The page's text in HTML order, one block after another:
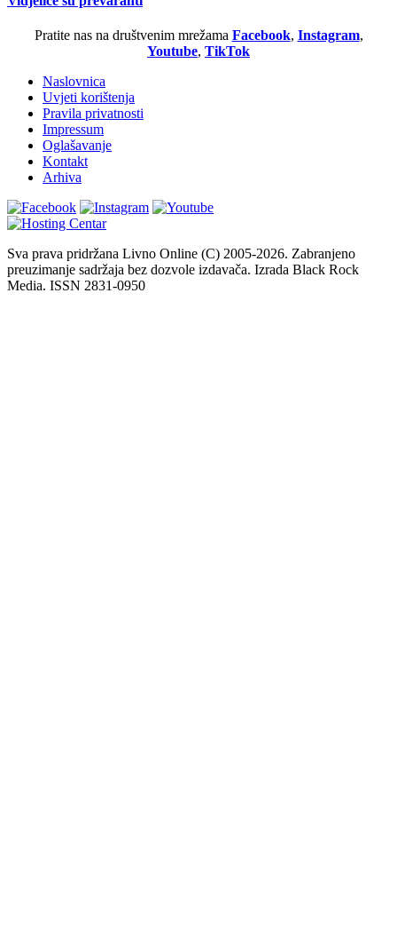
Pratite nas na društvenim mrežama Facebook, Instagram,
Youtube, TikTok
Naslovnica
Uvjeti korištenja
Pravila privatnosti
Impressum
Oglašavanje
Kontakt
Arhiva
Sva prava pridržana Livno Online (C) 2005-2026. Zabranjeno
preuzimanje sadržaja bez dozvole izdavača. Izrada Black Rock
Media. ISSN 2831-0950